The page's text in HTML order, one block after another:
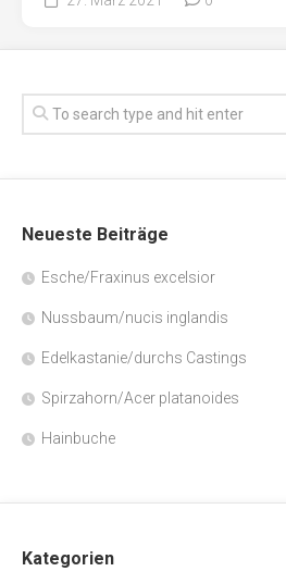
Neueste Beiträge
Esche/Fraxinus excelsior
Nussbaum/nucis inglandis
Edelkastanie/durchs Castings
Spirzahorn/Acer platanoides
Hainbuche
Kategorien